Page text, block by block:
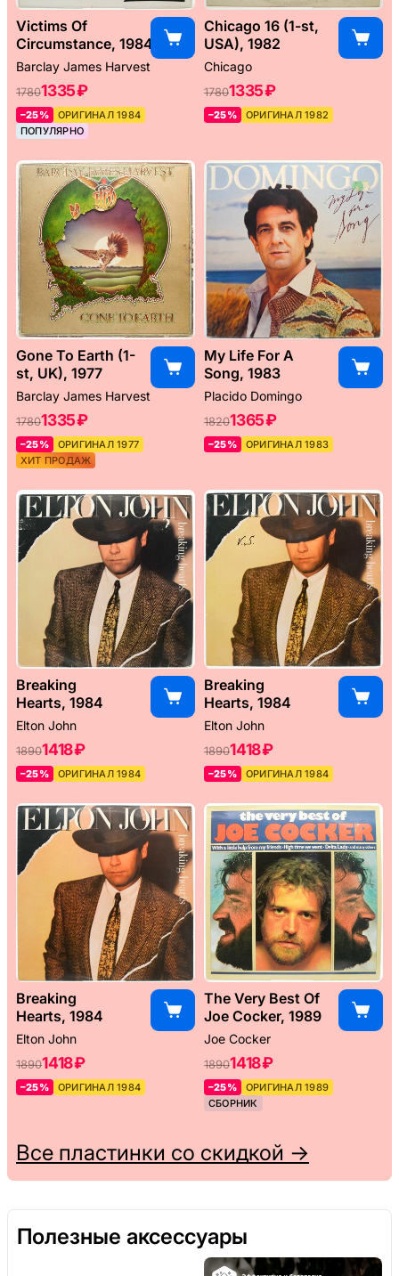
Victims Of
Circumstance, 1984
Barclay James Harvest
17801335 ₽
–25%
ОРИГИНАЛ 1984
ПОПУЛЯРНО
Chicago 16 (1-st,
USA), 1982
Chicago
17801335 ₽
–25% ОРИГИНАЛ 1982
Gone To Earth (1-
st, UK), 1977
Barclay James Harvest
17801335 ₽
–25%
ОРИГИНАЛ 1977
ХИТ ПРОДАЖ
My Life For A
Song, 1983
Placido Domingo
18201365 ₽
–25% ОРИГИНАЛ 1983
Breaking
Hearts, 1984
Elton John
18901418 ₽
–25% ОРИГИНАЛ 1984
Breaking
Hearts, 1984
Elton John
18901418 ₽
–25% ОРИГИНАЛ 1984
Breaking
Hearts, 1984
Elton John
18901418 ₽
–25% ОРИГИНАЛ 1984
The Very Best Of
Joe Cocker, 1989
Joe Cocker
18901418 ₽
–25%
ОРИГИНАЛ 1989
СБОРНИК
Все пластинки со скидкой →
Полезные аксессуары